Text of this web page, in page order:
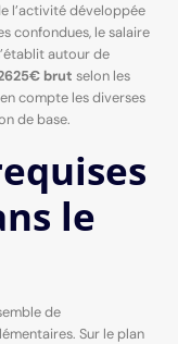
l’activité développée
confondues, le salaire
autour de
brut selon les
compte les diverses
de base.
le
de
Sur le plan